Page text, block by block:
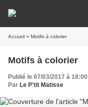
Accueil » Motifs à colorier
Motifs à colorier
Publié le 07/03/2017 à 18:00
Par Le P'tit Matisse